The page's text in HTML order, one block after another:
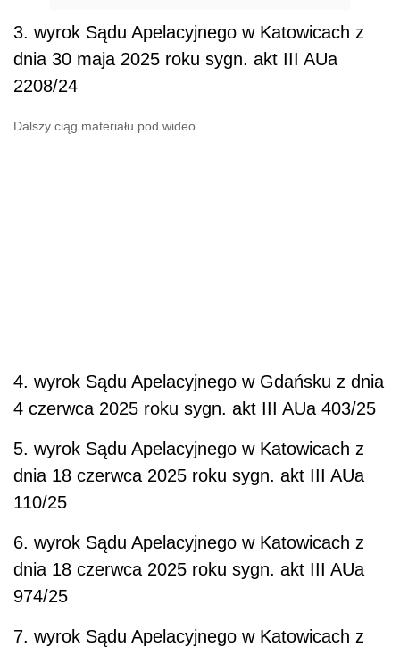
3. wyrok Sądu Apelacyjnego w Katowicach z
dnia 30 maja 2025 roku sygn. akt III AUa
2208/24
Dalszy ciąg materiału pod wideo
4. wyrok Sądu Apelacyjnego w Gdańsku z dnia
4 czerwca 2025 roku sygn. akt III AUa 403/25
5. wyrok Sądu Apelacyjnego w Katowicach z
dnia 18 czerwca 2025 roku sygn. akt III AUa
110/25
6. wyrok Sądu Apelacyjnego w Katowicach z
dnia 18 czerwca 2025 roku sygn. akt III AUa
974/25
7. wyrok Sądu Apelacyjnego w Katowicach z